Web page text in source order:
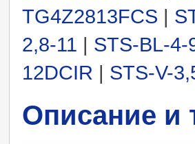
TG4Z2813FCS |
2,8-11 | STS-BL-4-
12DCIR | STS-V-
Описание и